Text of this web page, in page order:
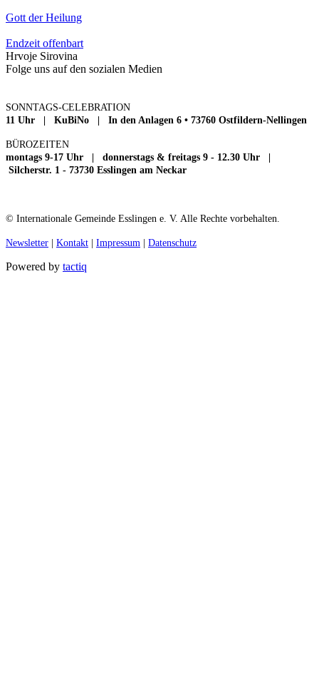
Gott der Heilung
Endzeit offenbart
Hrvoje Sirovina
Folge uns auf den sozialen Medien
SONNTAGS-CELEBRATION
11 Uhr | KuBiNo | In den Anlagen 6 • 73760 Ostfildern-Nellingen
BÜROZEITEN
montags 9-17 Uhr | donnerstags & freitags 9 - 12.30 Uhr |
Silcherstr. 1 - 73730 Esslingen am Neckar
© Internationale Gemeinde Esslingen e. V. Alle Rechte vorbehalten.
Newsletter | Kontakt | Impressum | Datenschutz
Powered by tactiq